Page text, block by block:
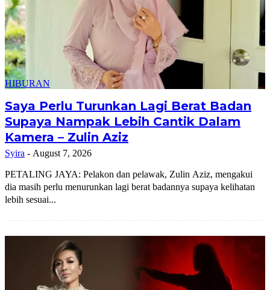
HIBURAN
Saya Perlu Turunkan Lagi Berat Badan
Supaya Nampak Lebih Cantik Dalam
Kamera – Zulin Aziz
Syira - August 7, 2026
PETALING JAYA: Pelakon dan pelawak, Zulin Aziz, mengakui
dia masih perlu menurunkan lagi berat badannya supaya kelihatan
lebih sesuai...